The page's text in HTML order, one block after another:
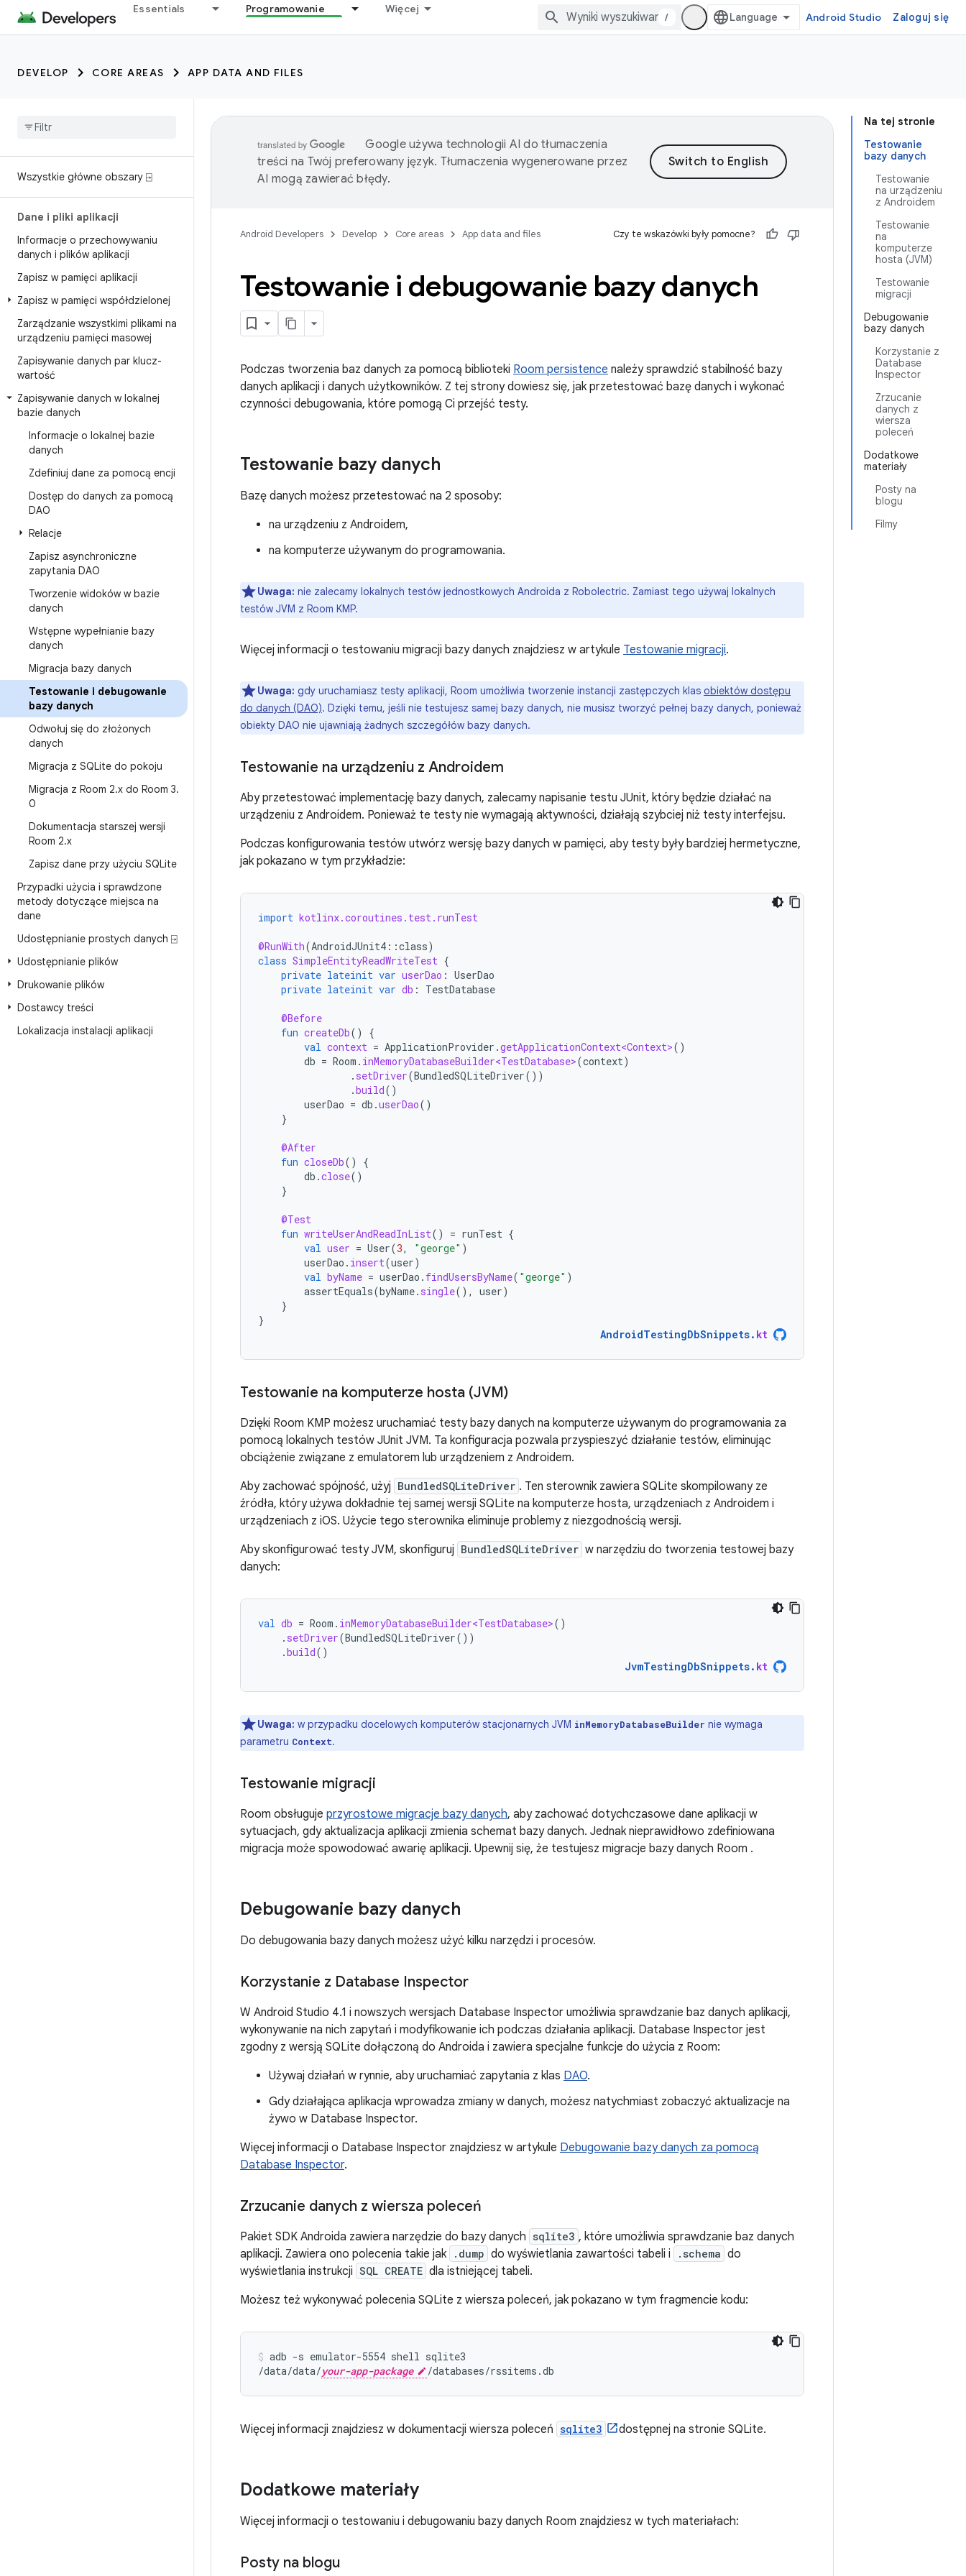
Essentials Programowanie Więcej
/ Android Studio Zaloguj się
DEVELOP CORE AREAS APP DATA AND FILES
Wszystkie główne obszary ⍈
Dane i pliki aplikacji
Informacje o przechowywaniu
danych i plików aplikacji
Zapisz w pamięci aplikacji
Zapisz w pamięci współdzielonej
Zarządzanie wszystkimi plikami na
urządzeniu pamięci masowej
Zapisywanie danych par klucz-
wartość
Zapisywanie danych w lokalnej
bazie danych
Informacje o lokalnej bazie
danych
Zdefiniuj dane za pomocą encji
Dostęp do danych za pomocą
DAO
Relacje
Zapisz asynchroniczne
zapytania DAO
Tworzenie widoków w bazie
danych
Wstępne wypełnianie bazy
danych
Migracja bazy danych
Testowanie i debugowanie
bazy danych
Odwołuj się do złożonych
danych
Migracja z SQLite do pokoju
Migracja z Room 2.x do Room 3.
0
Dokumentacja starszej wersji
Room 2.x
Zapisz dane przy użyciu SQLite
Przypadki użycia i sprawdzone
metody dotyczące miejsca na
dane
Udostępnianie prostych danych ⍈
Udostępnianie plików
Drukowanie plików
Dostawcy treści
Lokalizacja instalacji aplikacji
Na tej stronie
Testowanie
bazy danych
Testowanie
na urządzeniu
z Androidem
Testowanie
na
komputerze
hosta (JVM)
Testowanie
migracji
Debugowanie
bazy danych
Korzystanie z
Database
Inspector
Zrzucanie
danych z
wiersza
poleceń
Dodatkowe
materiały
Posty na
blogu
Filmy
Google używa technologii AI do tłumaczenia
treści na Twój preferowany język. Tłumaczenia wygenerowane przez
AI mogą zawierać błędy.
Android Developers Develop Core areas App data and files Czy te wskazówki były pomocne?
Testowanie i debugowanie bazy danych
Podczas tworzenia baz danych za pomocą biblioteki Room persistence należy sprawdzić stabilność bazy
danych aplikacji i danych użytkowników. Z tej strony dowiesz się, jak przetestować bazę danych i wykonać
czynności debugowania, które pomogą Ci przejść testy.
Testowanie bazy danych
Bazę danych możesz przetestować na 2 sposoby:
na urządzeniu z Androidem,
na komputerze używanym do programowania.
Uwaga: nie zalecamy lokalnych testów jednostkowych Androida z Robolectric. Zamiast tego używaj lokalnych
testów JVM z Room KMP.
Więcej informacji o testowaniu migracji bazy danych znajdziesz w artykule Testowanie migracji.
Uwaga: gdy uruchamiasz testy aplikacji, Room umożliwia tworzenie instancji zastępczych klas obiektów dostępu
do danych (DAO). Dzięki temu, jeśli nie testujesz samej bazy danych, nie musisz tworzyć pełnej bazy danych, ponieważ
obiekty DAO nie ujawniają żadnych szczegółów bazy danych.
Testowanie na urządzeniu z Androidem
Aby przetestować implementację bazy danych, zalecamy napisanie testu JUnit, który będzie działać na
urządzeniu z Androidem. Ponieważ te testy nie wymagają aktywności, działają szybciej niż testy interfejsu.
Podczas konfigurowania testów utwórz wersję bazy danych w pamięci, aby testy były bardziej hermetyczne,
jak pokazano w tym przykładzie:
import kotlinx.coroutines.test.runTest
@RunWith(AndroidJUnit4 ::class)
class SimpleEntityReadWriteTest {
private lateinit var userDao : UserDao
private lateinit var db : TestDatabase
@Before
fun createDb()
{
val context = ApplicationProvider .getApplicationContext<Context>()
db = Room . inMemoryDatabaseBuilder<TestDatabase>(context)
. setDriver(BundledSQLiteDriver())
.build()
userDao = db .userDao()
}
@After
fun closeDb()
{
db .close()
}
@Test
fun writeUserAndReadInList() = runTest {
val user = User(3, "george" )
userDao . insert(user)
val byName = userDao . findUsersByName( "george" )
assertEquals(byName. single(), user)
}
}
AndroidTestingDbSnippets. kt
Testowanie na komputerze hosta (JVM)
Dzięki Room KMP możesz uruchamiać testy bazy danych na komputerze używanym do programowania za
pomocą lokalnych testów JUnit JVM. Ta konfiguracja pozwala przyspieszyć działanie testów, eliminując
obciążenie związane z emulatorem lub urządzeniem z Androidem.
Aby zachować spójność, użyj BundledSQLiteDriver . Ten sterownik zawiera SQLite skompilowany ze
źródła, który używa dokładnie tej samej wersji SQLite na komputerze hosta, urządzeniach z Androidem i
urządzeniach z iOS. Użycie tego sterownika eliminuje problemy z niezgodnością wersji.
Aby skonfigurować testy JVM, skonfiguruj BundledSQLiteDriver w narzędziu do tworzenia testowej bazy
danych:
val db = Room . inMemoryDatabaseBuilder<TestDatabase>()
. setDriver(BundledSQLiteDriver())
.build()
JvmTestingDbSnippets. kt
Uwaga: w przypadku docelowych komputerów stacjonarnych JVM inMemoryDatabaseBuilder nie wymaga
parametru Context.
Testowanie migracji
Room obsługuje przyrostowe migracje bazy danych, aby zachować dotychczasowe dane aplikacji w
sytuacjach, gdy aktualizacja aplikacji zmienia schemat bazy danych. Jednak nieprawidłowo zdefiniowana
migracja może spowodować awarię aplikacji. Upewnij się, że testujesz migracje bazy danych Room .
Debugowanie bazy danych
Do debugowania bazy danych możesz użyć kilku narzędzi i procesów.
Korzystanie z Database Inspector
W Android Studio 4.1 i nowszych wersjach Database Inspector umożliwia sprawdzanie baz danych aplikacji,
wykonywanie na nich zapytań i modyfikowanie ich podczas działania aplikacji. Database Inspector jest
zgodny z wersją SQLite dołączoną do Androida i zawiera specjalne funkcje do użycia z Room:
Używaj działań w rynnie, aby uruchamiać zapytania z klas DAO.
Gdy działająca aplikacja wprowadza zmiany w danych, możesz natychmiast zobaczyć aktualizacje na
żywo w Database Inspector.
Więcej informacji o Database Inspector znajdziesz w artykule Debugowanie bazy danych za pomocą
Database Inspector.
Zrzucanie danych z wiersza poleceń
Pakiet SDK Androida zawiera narzędzie do bazy danych sqlite3 , które umożliwia sprawdzanie baz danych
aplikacji. Zawiera ono polecenia takie jak
.dump do wyświetlania zawartości tabeli i .schema do
wyświetlania instrukcji SQL CREATE dla istniejącej tabeli.
Możesz też wykonywać polecenia SQLite z wiersza poleceń, jak pokazano w tym fragmencie kodu:
adb -s emulator-5554 shell sqlite3
/data/data/your-app-package /databases/rssitems.db
Więcej informacji znajdziesz w dokumentacji wiersza poleceń sqlite3 dostępnej na stronie SQLite.
Dodatkowe materiały
Więcej informacji o testowaniu i debugowaniu bazy danych Room znajdziesz w tych materiałach:
Posty na blogu